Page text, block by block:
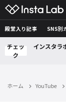
殿堂入り記事 SNS別
チェッ
ク
インスタラ
ホーム YouTube